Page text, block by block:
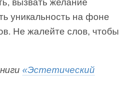
вызвать желание
уникальность на фоне
Не жалейте слов, чтобы
«Эстетический